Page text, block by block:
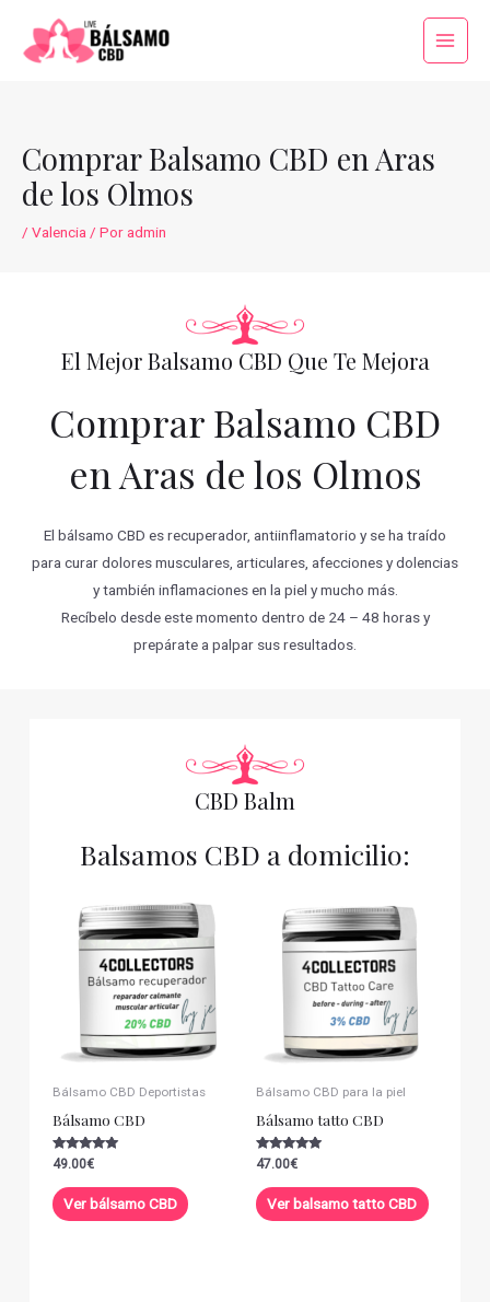
contenido
Main
Comprar Balsamo CBD en Aras
de los Olmos
/ Valencia / Poradmin
El Mejor Balsamo CBD Que Te Mejora
Comprar Balsamo CBD
en Aras de los Olmos
El bálsamo CBD es recuperador, antiinflamatorio y se ha traído
para curar dolores musculares, articulares, afecciones y dolencias
y también inflamaciones en la piel y mucho más.
Recíbelo desde este momento dentro de 24 – 48 horas y
prepárate a palpar sus resultados.
CBD Balm
Balsamos CBD a domicilio:
Bálsamo CBD Deportistas
Bálsamo CBD
Valorado con
de 5
49.00€
Ver bálsamo CBD
Bálsamo CBD para la piel
Bálsamo tatto CBD
Valorado con
de 5
47.00€
Ver balsamo tatto CBD